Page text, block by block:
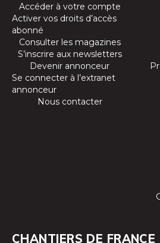
Accéder à votre compte
Activer vos droits d’accès
abonné
Consulter les magazines
S’inscrire aux newsletters
Devenir annonceur
Se connecter à l’extranet
annonceur
Nous contacter
CHANTIERS DE FRANCE